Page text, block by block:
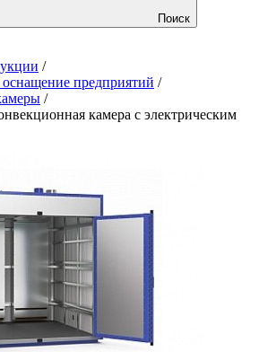
Поиск
/
предприятий /
/
камера с электрическим